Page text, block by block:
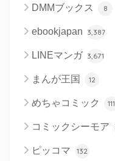
DMMブックス 8
ebookjapan 3,387
LINEマンガ 3,671
まんが王国 12
めちゃコミック 111
コミックシーモア
ピッコマ 132